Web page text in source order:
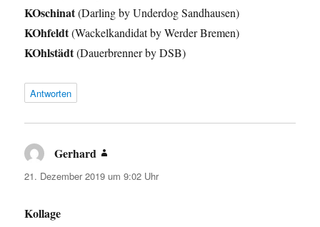
KOschinat(Darling by Underdog Sandhausen)
KOhfeldt(Wackelkandidat by Werder Bremen)
KOhlstädt(Dauerbrenner by DSB)
Antworten
Gerhard
21. Dezember 2019 um 9:02 Uhr
Kollage